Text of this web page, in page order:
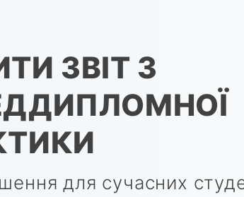
ЗВІТ З
для сучасних